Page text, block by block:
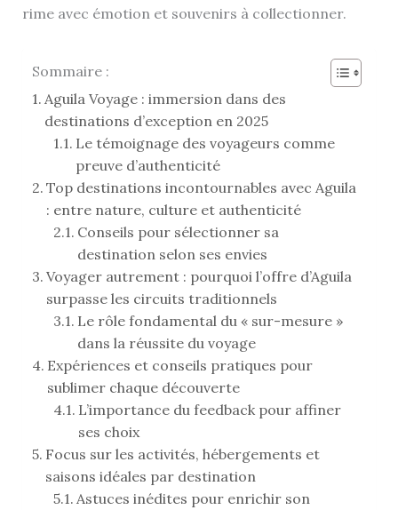
rime avec émotion et souvenirs à collectionner.
Sommaire :
Aguila Voyage : immersion dans des
destinations d’exception en 2025
Le témoignage des voyageurs comme
preuve d’authenticité
Top destinations incontournables avec Aguila
: entre nature, culture et authenticité
Conseils pour sélectionner sa
destination selon ses envies
Voyager autrement : pourquoi l’offre d’Aguila
surpasse les circuits traditionnels
Le rôle fondamental du « sur-mesure »
dans la réussite du voyage
Expériences et conseils pratiques pour
sublimer chaque découverte
L’importance du feedback pour affiner
ses choix
Focus sur les activités, hébergements et
saisons idéales par destination
Astuces inédites pour enrichir son